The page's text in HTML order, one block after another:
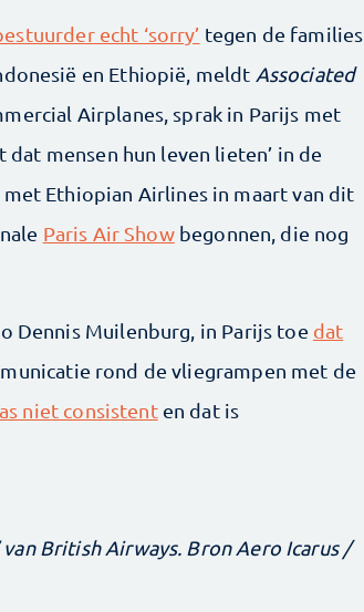
echt ‘sorry’ tegen de families
en Ethiopië, meldt Associated
Airplanes, sprak in Parijs met
mensen hun leven lieten’ in de
Ethiopian Airlines in maart van dit
Paris Air Showbegonnen, die nog
Dennis Muilenburg, in Parijs toe dat
rond de vliegrampen met de
niet consistenten dat is
British Airways. Bron Aero Icarus /